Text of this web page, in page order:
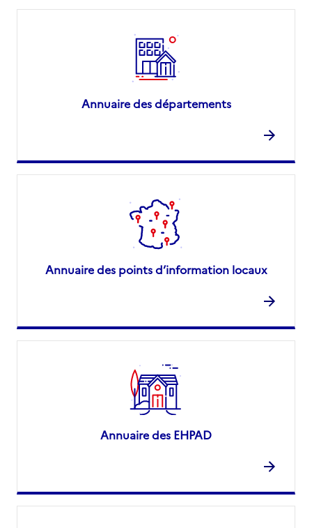
Annuaire des départements
Annuaire des points d’information locaux
Annuaire des EHPAD